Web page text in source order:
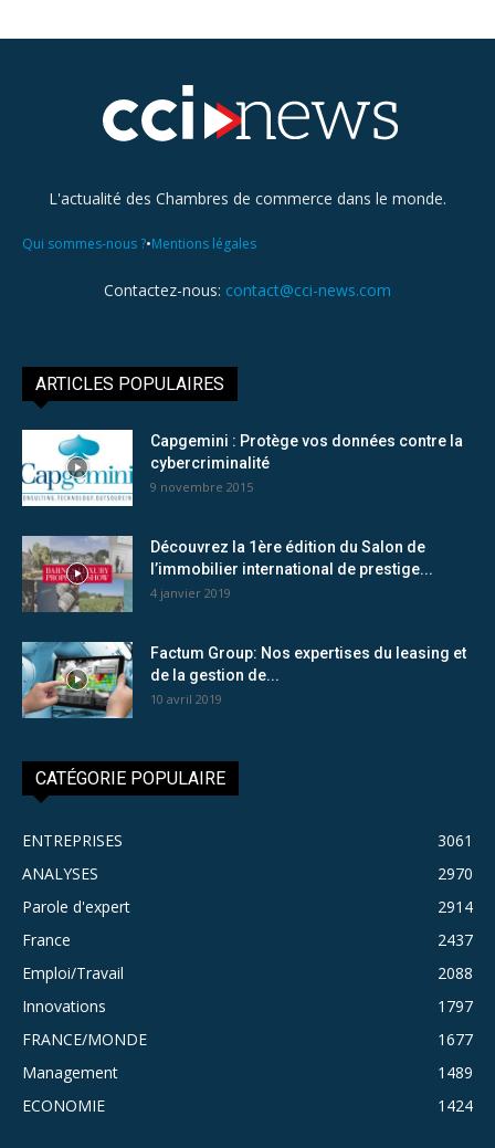
L'actualité des Chambres de commerce dans le monde.
Qui sommes-nous ?•Mentions légales
Contactez-nous: contact@cci-news.com
ARTICLES POPULAIRES
Capgemini : Protège vos données contre la
cybercriminalité
9 novembre 2015
Découvrez la 1ère édition du Salon de
l’immobilier international de prestige...
4 janvier 2019
Factum Group: Nos expertises du leasing et
de la gestion de...
10 avril 2019
CATÉGORIE POPULAIRE
ENTREPRISES
3061
ANALYSES
2970
Parole d'expert
2914
France
2437
Emploi/Travail
2088
Innovations
1797
FRANCE/MONDE
1677
Management
1489
ECONOMIE
1424